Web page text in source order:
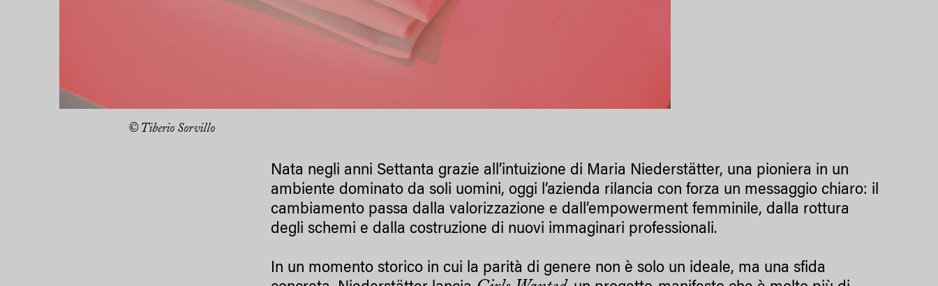
© Tiberio Sorvillo
Nata negli anni Settanta grazie all’intuizione di Maria Niederstätter, una pioniera in un
ambiente dominato da soli uomini, oggi l’azienda rilancia con forza un messaggio chiaro: il
cambiamento passa dalla valorizzazione e dall’empowerment femminile, dalla rottura
degli schemi e dalla costruzione di nuovi immaginari professionali.
In un momento storico in cui la parità di genere non è solo un ideale, ma una sfida